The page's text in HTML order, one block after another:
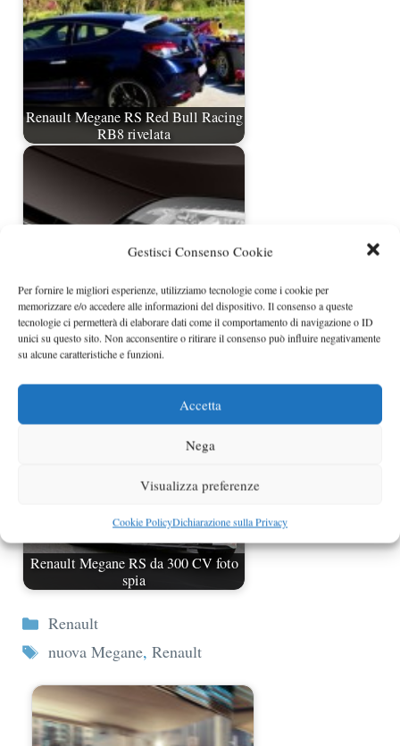
Gestisci Consenso Cookie
Per fornire le migliori esperienze, utilizziamo tecnologie come i cookie per
memorizzare e/o accedere alle informazioni del dispositivo. Il consenso a queste
tecnologie ci permetterà di elaborare dati come il comportamento di navigazione o ID
unici su questo sito. Non acconsentire o ritirare il consenso può influire negativamente
su alcune caratteristiche e funzioni.
Accetta
Nega
Visualizza preferenze
Cookie PolicyDichiarazione sulla Privacy
Renault Megane RS Red Bull Racing
RB8 rivelata
Renault Mégane SUV arriverà nel
2014
Renault Megane RS da 300 CV foto
spia
Categorie
Renault
Tag
nuova Megane, Renault